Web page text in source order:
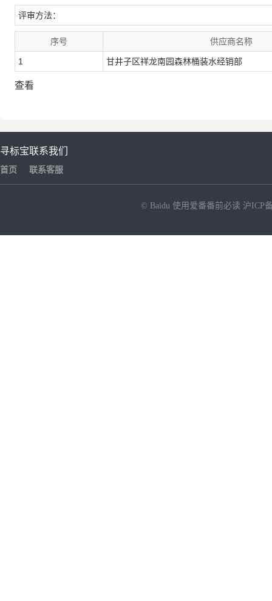
评审方法：
序号 供应商名称
1 甘井子区祥龙南园森林桶装水经销部
查看
寻标宝
首页
联系我们
联系客服
© Baidu 使用爱番番前必读 沪ICP